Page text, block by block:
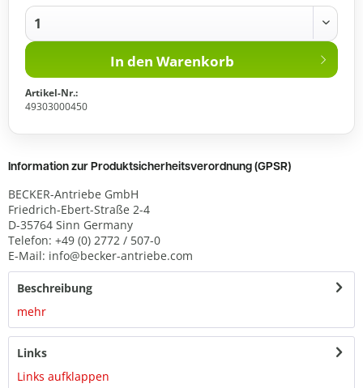
In den Warenkorb
Artikel-Nr.:
49303000450
Information zur Produktsicherheitsverordnung (GPSR)
BECKER-Antriebe GmbH
Friedrich-Ebert-Straße 2-4
D-35764 Sinn Germany
Telefon: +49 (0) 2772 / 507-0
E-Mail: info@becker-antriebe.com
Beschreibung
mehr
Links
Links aufklappen